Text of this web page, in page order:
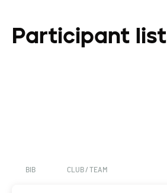
Participant list
BIB CLUB / TEAM